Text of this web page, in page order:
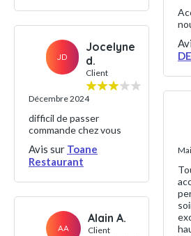
JD
Jocelyne
d.
Client
Décembre 2024
difficil de passer
commande chez vous
Avis sur Toane
Restaurant
AA
Alain A.
Client